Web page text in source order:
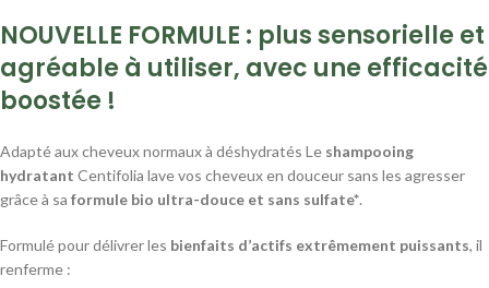
NOUVELLE FORMULE : plus sensorielle et
agréable à utiliser, avec une efficacité
boostée !
Adapté aux cheveux normaux à déshydratés Le shampooing
hydratant Centifolia lave vos cheveux en douceur sans les agresser
grâce à sa formule bio ultra-douce et sans sulfate*.
Formulé pour délivrer les bienfaits d’actifs extrêmement puissants, il
renferme :